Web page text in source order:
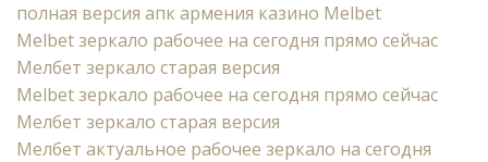
полная версия апк армения казино Melbet
Melbet зеркало рабочее на сегодня прямо сейчас
Мелбет зеркало старая версия
Melbet зеркало рабочее на сегодня прямо сейчас
Мелбет зеркало старая версия
Мелбет актуальное рабочее зеркало на сегодня